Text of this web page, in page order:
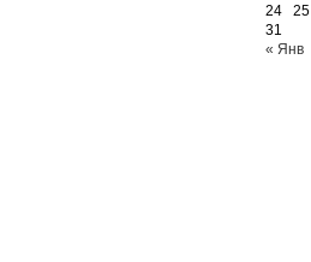
« Янв
24
25
31